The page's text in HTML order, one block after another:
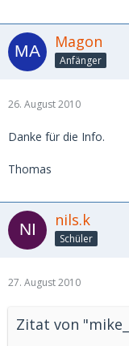
Magon
Anfänger
26. August 2010
Danke für die Info.
Thomas
nils.k
Schüler
27. August 2010
Zitat von